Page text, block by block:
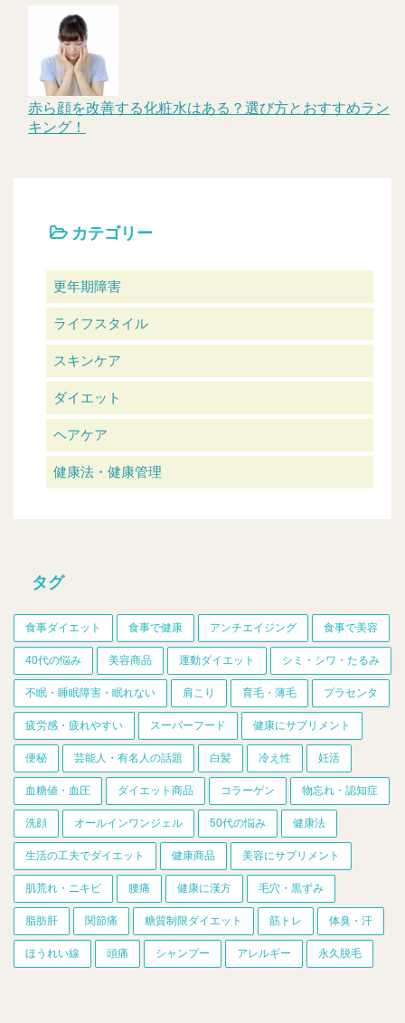
赤ら顔を改善する化粧水はある？選び方とおすすめラン
キング！
カテゴリー
更年期障害
ライフスタイル
スキンケア
ダイエット
ヘアケア
健康法・健康管理
タグ
食事ダイエット 食事で健康 アンチエイジング 食事で美容
40代の悩み 美容商品 運動ダイエット シミ・シワ・たるみ
不眠・睡眠障害・眠れない 肩こり 育毛・薄毛 プラセンタ
疲労感・疲れやすい スーパーフード 健康にサプリメント
便秘 芸能人・有名人の話題 白髪 冷え性 妊活
血糖値・血圧 ダイエット商品 コラーゲン 物忘れ・認知症
洗顔 オールインワンジェル 50代の悩み 健康法
生活の工夫でダイエット 健康商品 美容にサプリメント
肌荒れ・ニキビ 腰痛 健康に漢方 毛穴・黒ずみ
脂肪肝 関節痛 糖質制限ダイエット 筋トレ 体臭・汗
ほうれい線 頭痛 シャンプー アレルギー 永久脱毛